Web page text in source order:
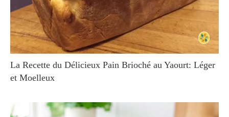
La Recette du Délicieux Pain Brioché au Yaourt: Léger
et Moelleux